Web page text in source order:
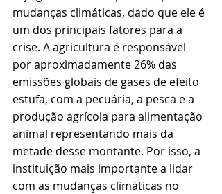
mudanças climáticas, dado que ele é
um dos principais fatores para a
crise. A agricultura é responsável
por aproximadamente 26% das
emissões globais de gases de efeito
estufa, com a pecuária, a pesca e a
produção agrícola para alimentação
animal representando mais da
metade desse montante. Por isso, a
instituição mais importante a lidar
com as mudanças climáticas no